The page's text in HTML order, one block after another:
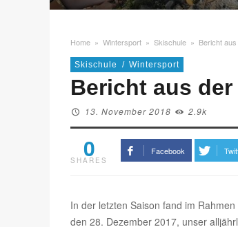
Home » Wintersport » Skischule » Bericht
Skischule / Wintersport
Bericht aus
13. November 2018 2.9k
0
SHARES
Facebook
In der letzten Saison fand im
den 28. Dezember 2017, unser